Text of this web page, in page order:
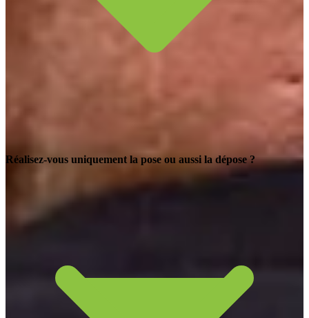
Réalisez-vous uniquement la pose ou aussi la dépose ?